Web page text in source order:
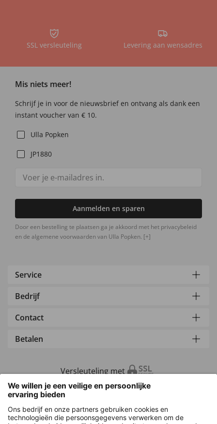
SSL versleuteling Levering aan wensadres
Mis niets meer!
Schrijf je in voor de nieuwsbrief en ontvang als dank een
instant voucher van € 10.
Ulla Popken
JP1880
Aanmelden en sparen
Door een bestelling te plaatsen ga je akkoord met het privacybeleid
en de algemene voorwaarden van Ulla Popken. [+]
Service
Bedrijf
Contact
Betalen
Versleuteling met
Overige webwinkels